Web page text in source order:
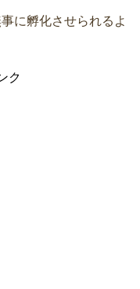
に孵化させられるよ
ク